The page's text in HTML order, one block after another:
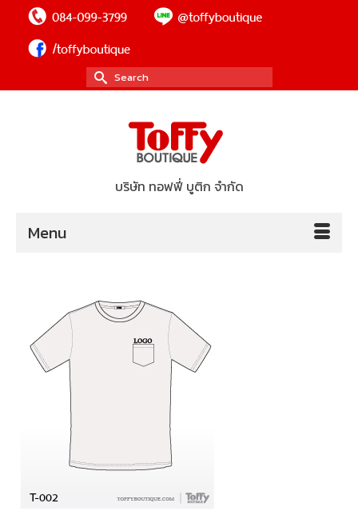
Search
for:
บริษัท ทอฟฟี่ บูติก จำกัด
Menu